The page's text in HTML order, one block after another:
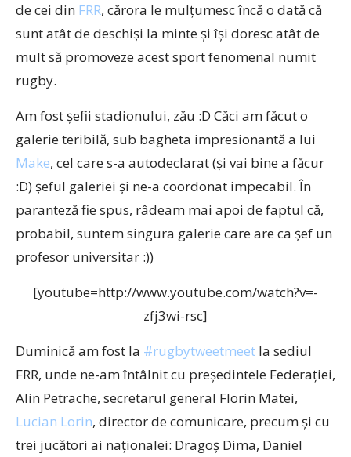
de cei din FRR, cărora le mulţumesc încă o dată că
sunt atât de deschişi la minte şi îşi doresc atât de
mult să promoveze acest sport fenomenal numit
rugby.
Am fost şefii stadionului, zău :D Căci am făcut o
galerie teribilă, sub bagheta impresionantă a lui
Make, cel care s-a autodeclarat (şi vai bine a făcur
:D) şeful galeriei şi ne-a coordonat impecabil. În
paranteză fie spus, râdeam mai apoi de faptul că,
probabil, suntem singura galerie care are ca şef un
profesor universitar :))
[youtube=http://www.youtube.com/watch?v=-
zfj3wi-rsc]
Duminică am fost la #rugbytweetmeet la sediul
FRR, unde ne-am întâlnit cu preşedintele Federaţiei,
Alin Petrache, secretarul general Florin Matei,
Lucian Lorin, director de comunicare, precum şi cu
trei jucători ai naţionalei: Dragoş Dima, Daniel